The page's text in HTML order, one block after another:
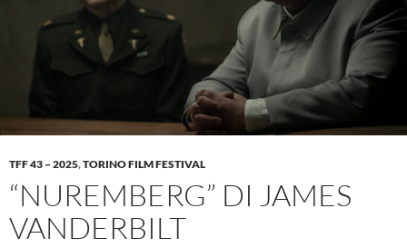
TFF 43 – 2025,TORINO FILM FESTIVAL
“NUREMBERG” DI JAMES
VANDERBILT